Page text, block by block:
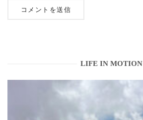
LIFE IN MOTION